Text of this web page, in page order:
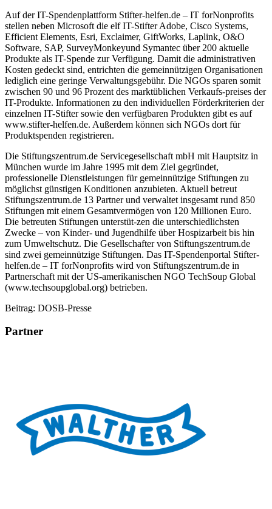
Auf der IT-Spendenplattform Stifter-helfen.de – IT forNonprofits
stellen neben Microsoft die elf IT-Stifter Adobe, Cisco Systems,
Efficient Elements, Esri, Exclaimer, GiftWorks, Laplink, O&O
Software, SAP, SurveyMonkeyund Symantec über 200 aktuelle
Produkte als IT-Spende zur Verfügung. Damit die administrativen
Kosten gedeckt sind, entrichten die gemeinnützigen Organisationen
lediglich eine geringe Verwaltungsgebühr. Die NGOs sparen somit
zwischen 90 und 96 Prozent des marktüblichen Verkaufs-preises der
IT-Produkte. Informationen zu den individuellen Förderkriterien der
einzelnen IT-Stifter sowie den verfügbaren Produkten gibt es auf
www.stifter-helfen.de. Außerdem können sich NGOs dort für
Produktspenden registrieren.
Die Stiftungszentrum.de Servicegesellschaft mbH mit Hauptsitz in
München wurde im Jahre 1995 mit dem Ziel gegründet,
professionelle Dienstleistungen für gemeinnützige Stiftungen zu
möglichst günstigen Konditionen anzubieten. Aktuell betreut
Stiftungszentrum.de 13 Partner und verwaltet insgesamt rund 850
Stiftungen mit einem Gesamtvermögen von 120 Millionen Euro.
Die betreuten Stiftungen unterstüt-zen die unterschiedlichsten
Zwecke – von Kinder- und Jugendhilfe über Hospizarbeit bis hin
zum Umweltschutz. Die Gesellschafter von Stiftungszentrum.de
sind zwei gemeinnützige Stiftungen. Das IT-Spendenportal Stifter-
helfen.de – IT forNonprofits wird von Stiftungszentrum.de in
Partnerschaft mit der US-amerikanischen NGO TechSoup Global
(www.techsoupglobal.org) betrieben.
Beitrag: DOSB-Presse
Partner